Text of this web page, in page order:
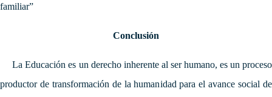
familiar”
Conclusión
La Educación es un derecho inherente al ser humano, es un proceso
productor de transformación de la humanidad para el avance social de